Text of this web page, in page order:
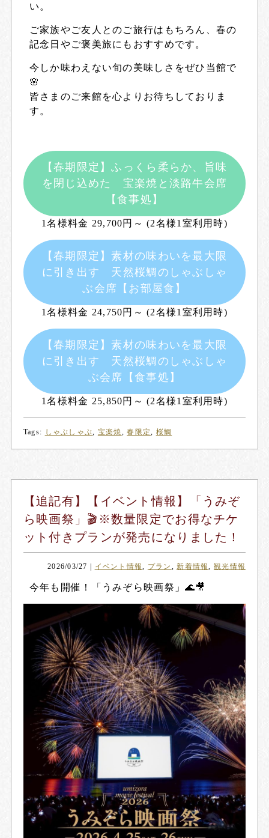
い。
ご家族やご友人とのご旅行はもちろん、春の
記念日やご褒美旅にもおすすめです。
今しか味わえない旬の美味しさをぜひ当館で
🌸
皆さまのご来館を心よりお待ちしておりま
す。
【春期限定】ふっくら柔らか、旨味
を閉じ込めた 宝楽焼と淡路牛会席
【食事処】
1名様料金 29,700円～ (2名様1室利用時)
【春期限定】素材の味わいを最大限
に引き出す 天然桜鯛のしゃぶしゃ
ぶ会席【お部屋食】
1名様料金 24,750円～ (2名様1室利用時)
【春期限定】素材の味わいを最大限
に引き出す 天然桜鯛のしゃぶしゃ
ぶ会席【食事処】
1名様料金 25,850円～ (2名様1室利用時)
Tags: しゃぶしゃぶ, 宝楽焼,春限定, 桜鯛
【追記有】【イベント情報】「うみぞ
ら映画祭」🎬※数量限定でお得なチケ
ット付きプランが発売になりました！
2026/03/27 イベント情報, プラン ,新着情報, 観光情報
今年も開催！「 うみぞら映画祭 」🌊🎥